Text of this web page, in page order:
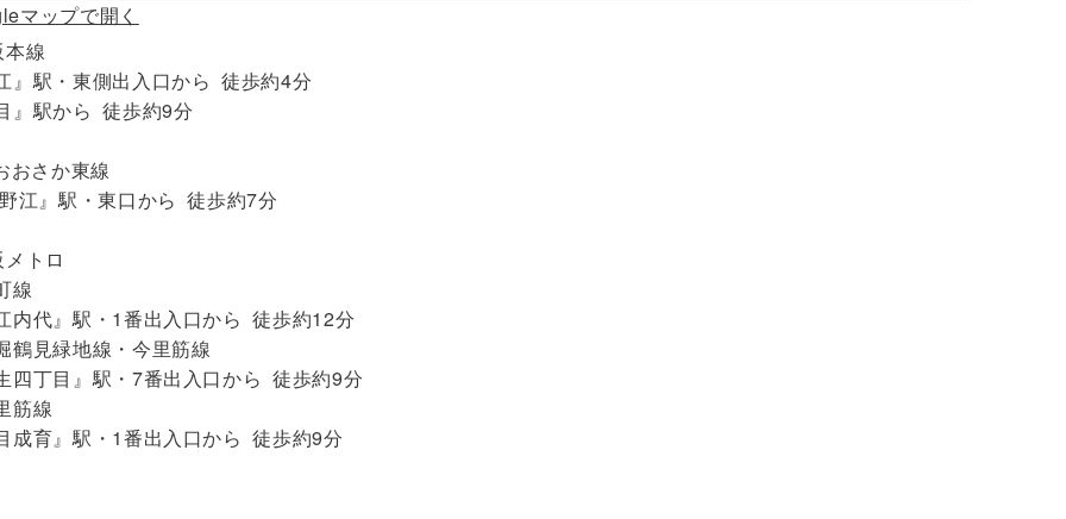
マップで開く
線
』駅・東側出入口から 徒歩約4分
』駅から 徒歩約9分
おさか東線
江』駅・東口から 徒歩約7分
トロ
線
内代』駅・1番出入口から 徒歩約12分
鶴見緑地線・今里筋線
四丁目』駅・7番出入口から 徒歩約9分
筋線
成育』駅・1番出入口から 徒歩約9分